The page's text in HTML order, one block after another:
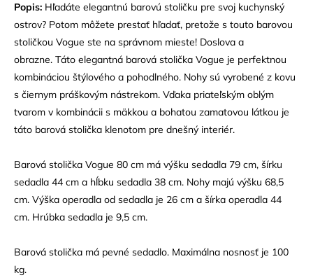
Popis: Hľadáte elegantnú barovú stoličku pre svoj kuchynský
ostrov? Potom môžete prestať hľadať, pretože s touto barovou
stoličkou Vogue ste na správnom mieste! Doslova a
obrazne. Táto elegantná barová stolička Vogue je perfektnou
kombináciou štýlového a pohodlného. Nohy sú vyrobené z kovu
s čiernym práškovým nástrekom. Vďaka priateľským oblým
tvarom v kombinácii s mäkkou a bohatou zamatovou látkou je
táto barová stolička klenotom pre dnešný interiér.
Barová stolička Vogue 80 cm má výšku sedadla 79 cm, šírku
sedadla 44 cm a hĺbku sedadla 38 cm. Nohy majú výšku 68,5
cm. Výška operadla od sedadla je 26 cm a šírka operadla 44
cm. Hrúbka sedadla je 9,5 cm.
Barová stolička má pevné sedadlo. Maximálna nosnosť je 100
kg.